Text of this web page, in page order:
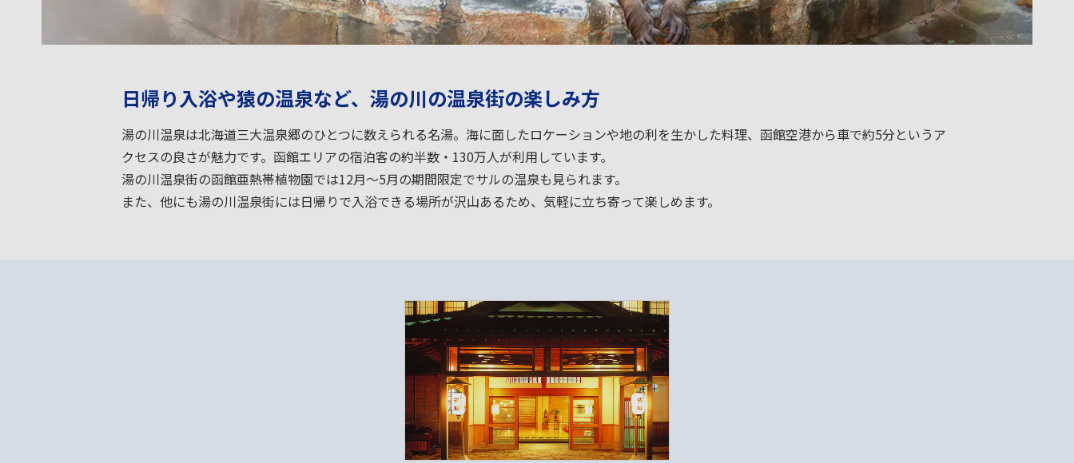
日帰り入浴や猿の温泉など、湯の川の温泉街の楽しみ方
湯の川温泉は北海道三大温泉郷のひとつに数えられる名湯。海に面したロケーションや地の利を生かした料理、函館空港から車で約5分というア
クセスの良さが魅力です。函館エリアの宿泊客の約半数・130万人が利用しています。
湯の川温泉街の函館亜熱帯植物園では12月～5月の期間限定でサルの温泉も見られます。
また、他にも湯の川温泉街には日帰りで入浴できる場所が沢山あるため、気軽に立ち寄って楽しめます。